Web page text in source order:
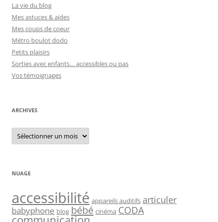
La vie du blog
Mes astuces & aides
Mes coups de coeur
Métro boulot dodo
Petits plaisirs
Sorties avec enfants… accessibles ou pas
Vos témoignages
ARCHIVES
Archives
NUAGE
accessibilité appareils auditifs articuler
babyphone blog bébé cinéma CODA